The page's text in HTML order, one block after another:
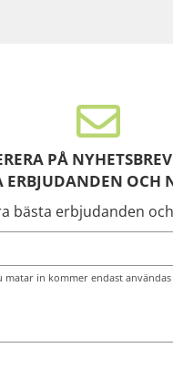
PÅ
ERBJUDANDEN OCH
bästa erbjudanden
matar in kommer endast